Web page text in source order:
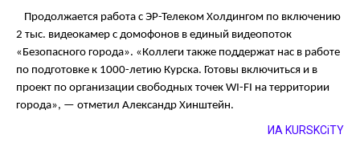
Продолжается работа с ЭР-Телеком Холдингом по включению
2 тыс. видеокамер с домофонов в единый видеопоток
«Безопасного города». «Коллеги также поддержат нас в работе
по подготовке к 1000-летию Курска. Готовы включиться и в
проект по организации свободных точек WI-FI на территории
города», — отметил Александр Хинштейн.
ИА KURSKCiTY